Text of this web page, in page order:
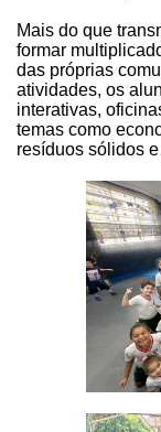
Mais do que
formar
das próprias
atividades, os
interativas,
temas como
resíduos sólidos